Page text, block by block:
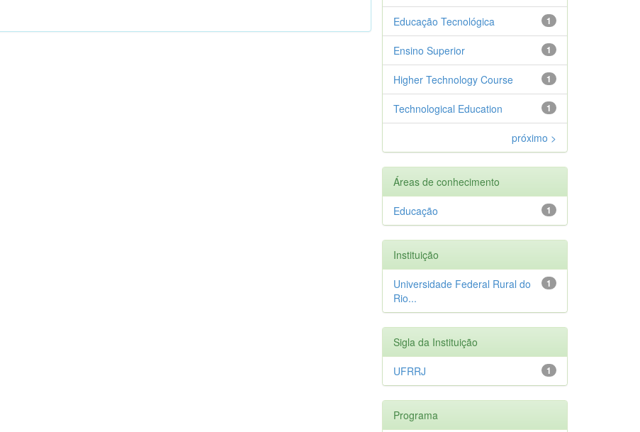
1
Educação Tecnológica
1
Ensino Superior
1
Higher Technology Course
1
Technological Education
próximo >
Áreas de conhecimento
1
Educação
Instituição
1
Universidade Federal Rural do
Rio...
Sigla da Instituição
1
UFRRJ
Programa